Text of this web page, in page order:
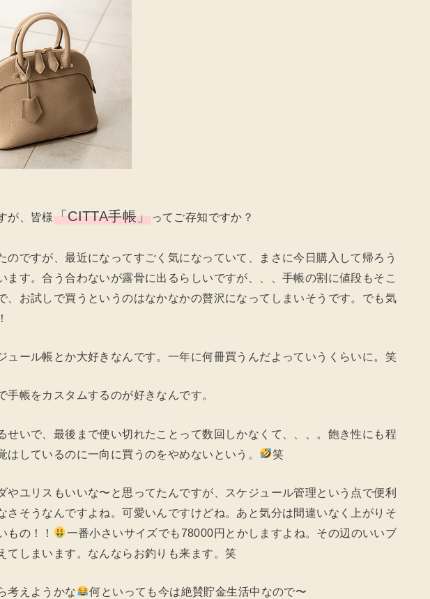
が、皆様「CITTA手帳」ってご存知ですか？
のですが、最近になってすごく気になっていて、まさに今日購入して帰ろう
ます。合う合わないが露骨に出るらしいですが、、、手帳の割に値段もそこ
、お試しで買うというのはなかなかの贅沢になってしまいそうです。でも気
ュール帳とか大好きなんです。一年に何冊買うんだよっていうくらいに。笑
手帳をカスタムするのが好きなんです。
せいで、最後まで使い切れたことって数回しかなくて、、、。飽き性にも程
はしているのに一向に買うのをやめないという。
笑
やユリスもいいな〜と思ってたんですが、スケジュール管理という点で便利
さそうなんですよね。可愛いんですけどね。あと気分は間違いなく上がりそ
もの！！
一番小さいサイズでも78000円とかしますよね。その辺のいいブ
てしまいます。なんならお釣りも来ます。笑
考えようかな 何といっても今は絶賛貯金生活中なので〜